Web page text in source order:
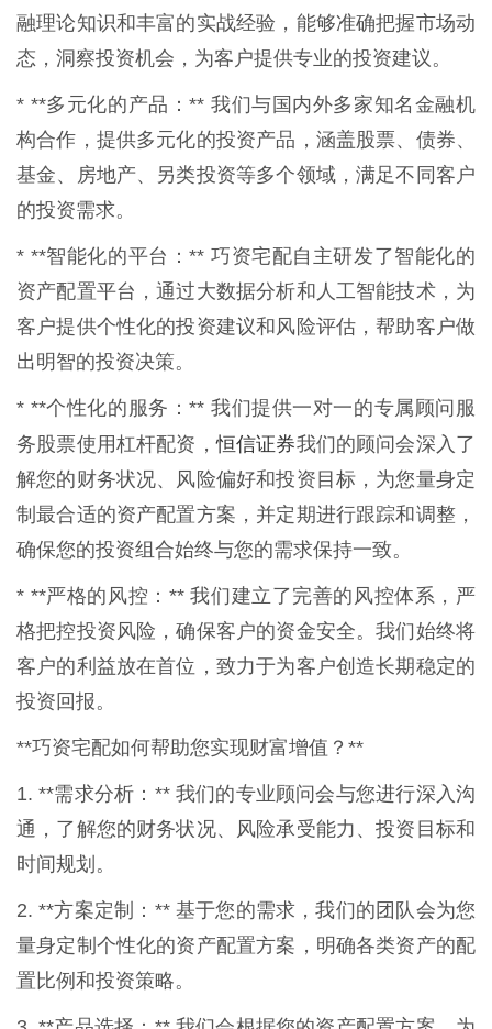
融理论知识和丰富的实战经验，能够准确把握市场动
态，洞察投资机会，为客户提供专业的投资建议。
* **多元化的产品：** 我们与国内外多家知名金融机
构合作，提供多元化的投资产品，涵盖股票、债券、
基金、房地产、另类投资等多个领域，满足不同客户
的投资需求。
* **智能化的平台：** 巧资宅配自主研发了智能化的
资产配置平台，通过大数据分析和人工智能技术，为
客户提供个性化的投资建议和风险评估，帮助客户做
出明智的投资决策。
* **个性化的服务：** 我们提供一对一的专属顾问服
务股票使用杠杆配资，恒信证券我们的顾问会深入了
解您的财务状况、风险偏好和投资目标，为您量身定
制最合适的资产配置方案，并定期进行跟踪和调整，
确保您的投资组合始终与您的需求保持一致。
* **严格的风控：** 我们建立了完善的风控体系，严
格把控投资风险，确保客户的资金安全。我们始终将
客户的利益放在首位，致力于为客户创造长期稳定的
投资回报。
**巧资宅配如何帮助您实现财富增值？**
1. **需求分析：** 我们的专业顾问会与您进行深入沟
通，了解您的财务状况、风险承受能力、投资目标和
时间规划。
2. **方案定制：** 基于您的需求，我们的团队会为您
量身定制个性化的资产配置方案，明确各类资产的配
置比例和投资策略。